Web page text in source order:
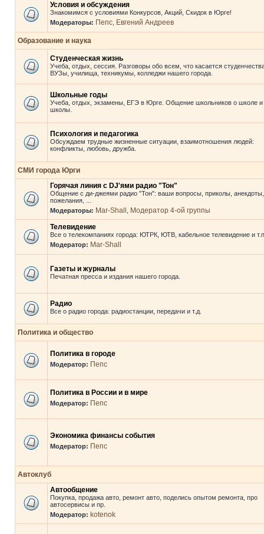
Условия и обсуждения
Знакомимся с условиями Конкурсов, Акций, Скидок в Юрге!
Модераторы: Пепс Евгений Андреев
Образование и наука
Студенческая жизнь
Учеба, отдых, сессия. Разговоры обо всем, что касается
ВУЗы, училища, техникумы, колледжи нашего города.
Школьные годы
Учеба, отдых, экзамены, ЕГЭ в Юрге. Общение школьников о школе и
школы.
Психология и педагогика
Обсуждаем трудные жизненные ситуации, взаимотношения людей:
конфликты, любовь, дружба.
СМИ города Юрги
Горячая линия с DJ'ями радио "Тон"
Общение с ди-джеями радио "Тон": ваши вопросы, приколы, анекдоты,
пожелания, ...
Модераторы: Mar-Shall
Модератор 4-ой группы
Телевидение
Все о телекомпаниях города: ЮТРК, ЮТВ, кабельное телевидение и
Модератор: Mar-Shall
Газеты и журналы
Печатная пресса и издания нашего города.
Радио
Все о радио города: радиостанции, передачи и т.д.
Политика и общество
Политика в городе
Модератор: Пепс
Политика в России и в мире
Модератор: Пепс
Экономика финансы события
Модератор: Пепс
Автоклуб
Автообщение
Покупка, продажа авто, ремонт авто, поделись опытом ремонта, про
автосервисы и пр.
Модератор: kotenok